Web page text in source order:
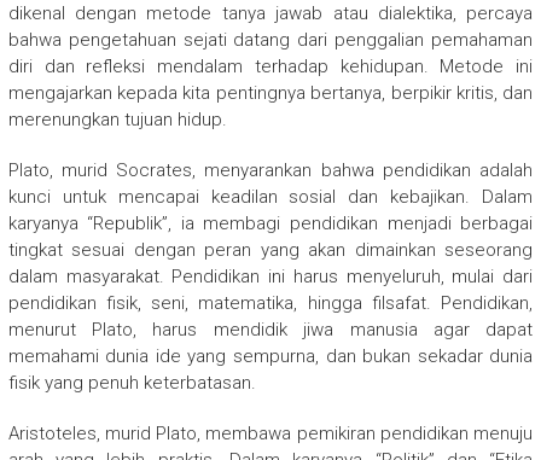
dikenal dengan metode tanya jawab atau dialektika, percaya
bahwa pengetahuan sejati datang dari penggalian pemahaman
diri dan refleksi mendalam terhadap kehidupan. Metode ini
mengajarkan kepada kita pentingnya bertanya, berpikir kritis, dan
merenungkan tujuan hidup.
Plato, murid Socrates, menyarankan bahwa pendidikan adalah
kunci untuk mencapai keadilan sosial dan kebajikan. Dalam
karyanya “Republik”, ia membagi pendidikan menjadi berbagai
tingkat sesuai dengan peran yang akan dimainkan seseorang
dalam masyarakat. Pendidikan ini harus menyeluruh, mulai dari
pendidikan fisik, seni, matematika, hingga filsafat. Pendidikan,
menurut Plato, harus mendidik jiwa manusia agar dapat
memahami dunia ide yang sempurna, dan bukan sekadar dunia
fisik yang penuh keterbatasan.
Aristoteles, murid Plato, membawa pemikiran pendidikan menuju